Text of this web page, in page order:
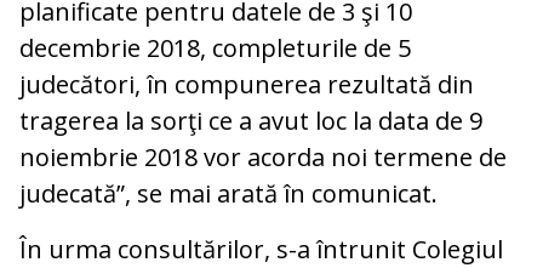
planificate pentru datele de 3 şi 10
decembrie 2018, completurile de 5
judecători, în compunerea rezultată din
tragerea la sorţi ce a avut loc la data de 9
noiembrie 2018 vor acorda noi termene de
judecată”, se mai arată în comunicat.
În urma consultărilor, s-a întrunit Colegiul